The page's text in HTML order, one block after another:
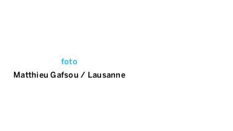
foto
Matthieu Gafsou / Lausanne